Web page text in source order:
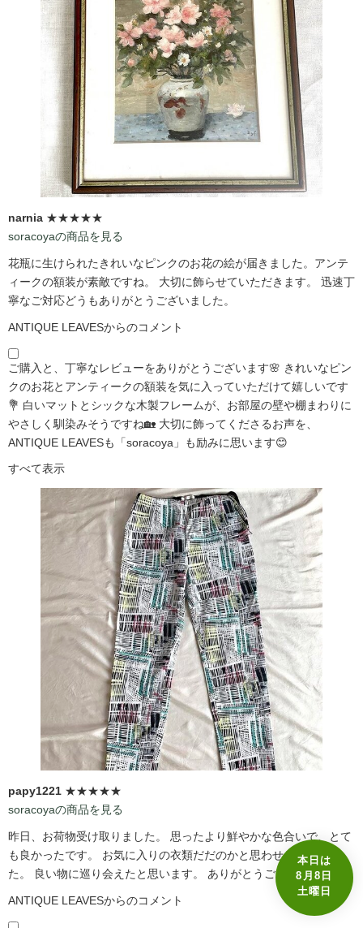
本日は
8月8日
土曜日
narnia ★★★★★
soracoyaの商品を見る
花瓶に生けられたきれいなピンクのお花の絵が届きました。アンテ
ィークの額装が素敵ですね。 大切に飾らせていただきます。 迅速丁
寧なご対応どうもありがとうございました。
ANTIQUE LEAVESからのコメント
ご購入と、丁寧なレビューをありがとうございます🌸 きれいなピン
クのお花とアンティークの額装を気に入っていただけて嬉しいです
💐 白いマットとシックな木製フレームが、お部屋の壁や棚まわりに
やさしく馴染みそうですね🏡 大切に飾ってくださるお声を、
ANTIQUE LEAVESも「soracoya」も励みに思います😊
すべて表示
papy1221 ★★★★★
soracoyaの商品を見る
昨日、お荷物受け取りました。 思ったより鮮やかな色合いで、とて
も良かったです。 お気に入りの衣類だだのかと思わせる状態でし
た。 良い物に巡り会えたと思います。 ありがとうございました。
ANTIQUE LEAVESからのコメント